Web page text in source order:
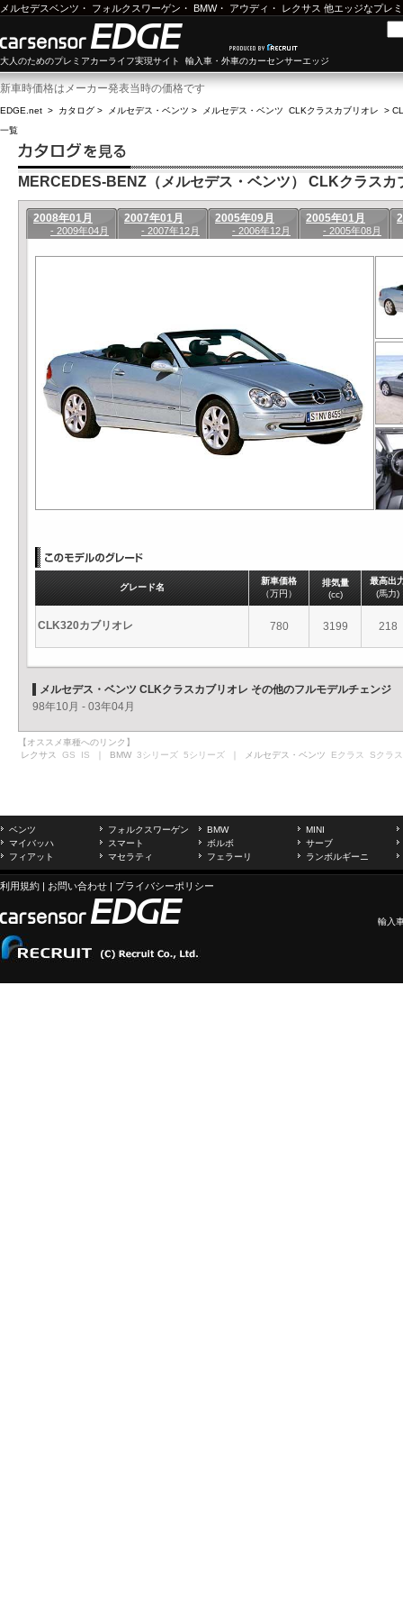
メルセデスベンツ ・ フォルクスワーゲン ・ BMW・ アウディ ・ レクサス 他エッジなプレ
大人のためのプレミアカーライフ実現サイト 輸入車・外車のカーセンサーエッジ
新車時価格はメーカー発表当時の価格です
EDGE.net > カタログ > メルセデス・ベンツ > メルセデス・ベンツ CLKクラスカブリオレ >
一覧
MERCEDES-BENZ（メルセデス・ベンツ） CLKクラスカ
2008年01月
- 2009年04月
2007年01月
- 2007年12月
2005年09月
- 2006年12月
2005年01月
- 2005年08月
グレード名
新車価格
（万円）
排気量
(cc)
最高出
(馬力)
CLK320カブリオレ 780 3199 218
メルセデス・ベンツ CLKクラスカブリオレ その他のフルモデルチェンジ
98年10月 - 03年04月
【オススメ車種へのリンク】
レクサス GS IS ｜ BMW 3シリーズ 5シリーズ ｜ メルセデス・ベンツ Eクラス Sクラス
ベンツ フォルクスワーゲン BMW
MINI
マイバッハ
スマート ボルボ
サーブ
フィアット
マセラティ フェラーリ ランボルギーニ
利用規約 | お問い合わせ | プライバシーポリシー
輸入